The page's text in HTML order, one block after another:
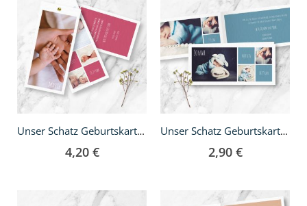
Unser Schatz Geburtskarte - DIN lang Fächer
4,20 €
Unser Schatz Geburtskarte - DIN lang Klappkarte
2,90 €